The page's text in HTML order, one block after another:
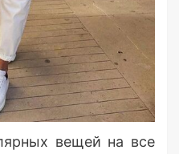
вещей на все